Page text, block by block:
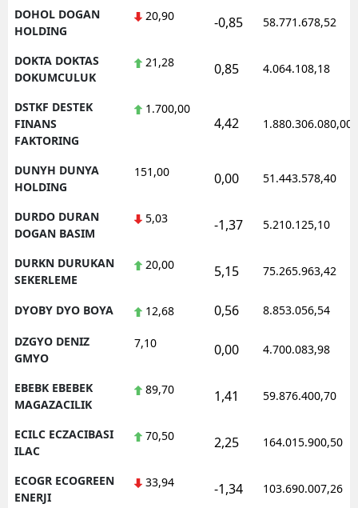
DOHOL DOGAN
HOLDING
20,90 -0,85 58.771.678,52
DOKTA DOKTAS
DOKUMCULUK
21,28 0,85 4.064.108,18
DSTKF DESTEK
FINANS
FAKTORING
1.700,00
4,42 1.880.306.080,00
DUNYH DUNYA
HOLDING
151,00 0,00 51.443.578,40
DURDO DURAN
DOGAN BASIM
5,03 -1,37 5.210.125,10
DURKN DURUKAN
SEKERLEME
20,00 5,15 75.265.963,42
DYOBY DYO BOYA 12,68 0,56 8.853.056,54
DZGYO DENIZ
GMYO
7,10 0,00 4.700.083,98
EBEBK EBEBEK
MAGAZACILIK
89,70 1,41 59.876.400,70
ECILC ECZACIBASI
ILAC
70,50 2,25 164.015.900,50
ECOGR ECOGREEN
ENERJI
33,94 -1,34 103.690.007,26